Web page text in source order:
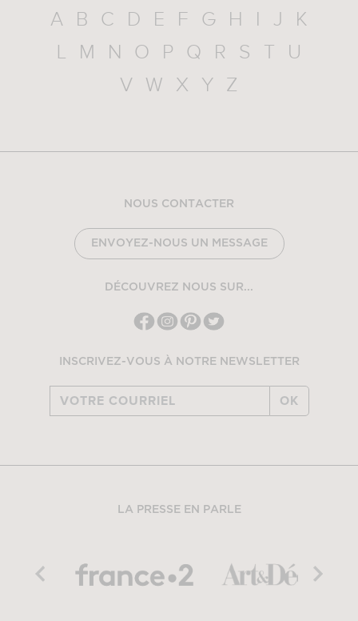
A B C D E F G H I J
K
L
M N O P Q R S T
U
V
W X Y Z
NOUS CONTACTER
ENVOYEZ-NOUS UN MESSAGE
DÉCOUVREZ NOUS SUR...
INSCRIVEZ-VOUS À NOTRE NEWSLETTER
OK
LA PRESSE EN PARLE